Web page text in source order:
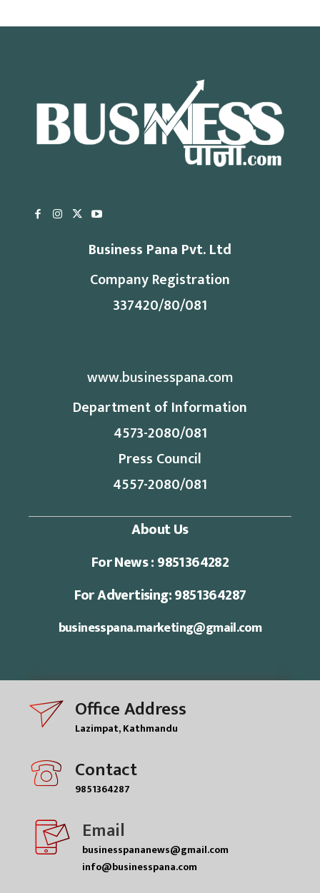
Business Pana Pvt. Ltd
Company Registration
337420/80/081
www.businesspana.com
Department of Information
4573-2080/081
Press Council
4557-2080/081
About Us
For News : 9851364282
For Advertising: 9851364287
businesspana.marketing@gmail.com
Office Address
Lazimpat, Kathmandu
Contact
9851364287
Email
businesspananews@gmail.com
info@businesspana.com